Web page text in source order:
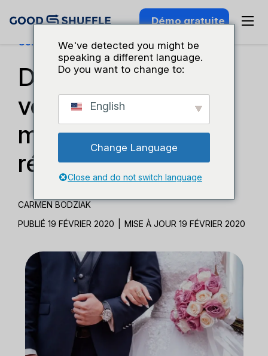
Démo gratuite
Connaissance Du Secteur
De combien de
vendeurs de
mariage ai-je
réellement besoin ?
CARMEN BODZIAK
PUBLIÉ 19 FÉVRIER 2020
MISE À JOUR 19 FÉVRIER 2020
We've detected you might be
speaking a different language.
Do you want to change to:
English
Change Language
Close and do not switch language